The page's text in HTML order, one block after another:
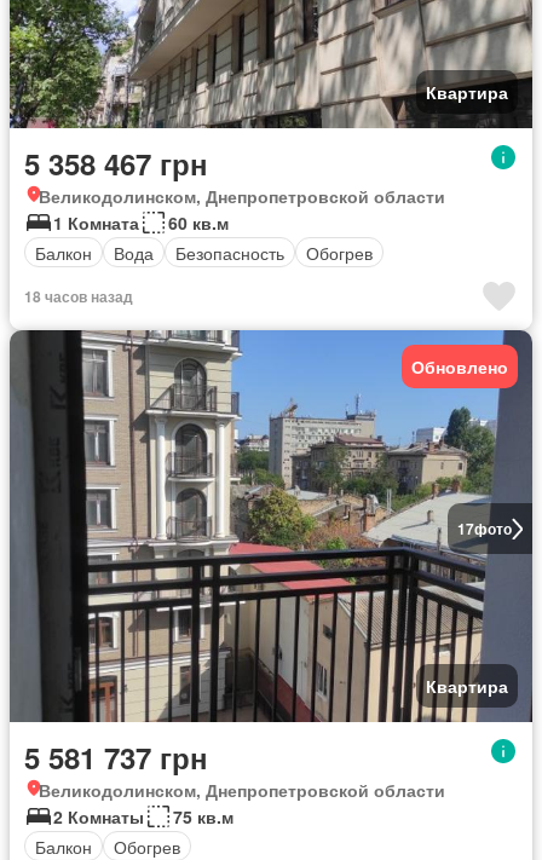
Квартира
5 358 467 грн
Великодолинском, Днепропетровской области
1 Комната
60 кв.м
Балкон
Вода Безопасность Обогрев
18 часов назад
17фото
Обновлено
Квартира
5 581 737 грн
Великодолинском, Днепропетровской области
2 Комнаты
75 кв.м
Балкон
Обогрев